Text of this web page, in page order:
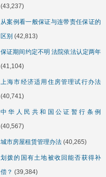
(43,237)
从案例看一般保证与连带责任保证的
区别 (42,813)
保证期间约定不明 法院依法认定两年
(41,104)
上海市经济适用住房管理试行办法
(40,741)
中华人民共和国公证暂行条例
(40,567)
城市房屋租赁管理办法 (40,265)
划拨的国有土地被收回能否获得补
偿？ (39,384)